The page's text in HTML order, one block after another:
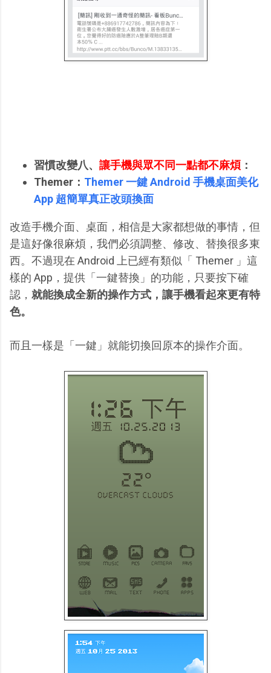
習慣改變八、 讓手機與眾不同一點都不麻煩 ：
Themer： Themer 一鍵 Android 手機桌面美化
App 超簡單真正改頭換面
改造手機介面、桌面，相信是大家都想做的事情，但
是這好像很麻煩，我們必須調整、修改、替換很多東
西。不過現在 Android 上已經有類似「 Themer 」這
樣的 App，提供「一鍵替換」的功能，只要按下確
認， 就能換成全新的操作方式，讓手機看起來更有特
色。
而且一樣是「一鍵」就能切換回原本的操作介面。